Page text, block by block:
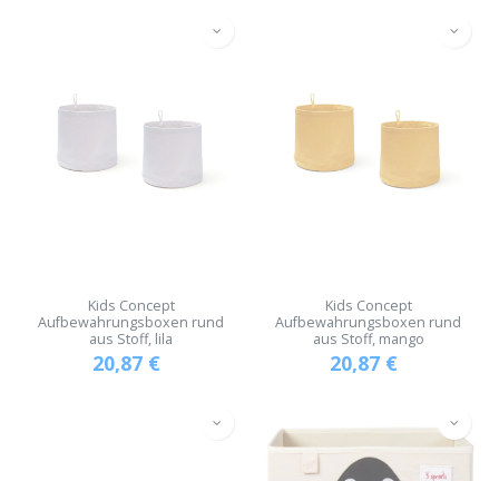
Kids Concept
Aufbewahrungsboxen rund
aus Stoff, lila
20,87 €
Kids Concept
Aufbewahrungsboxen rund
aus Stoff, mango
20,87 €